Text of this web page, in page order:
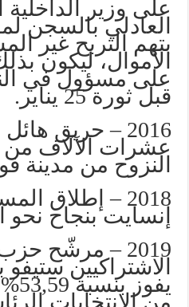
على وزير
بتهم التربح غير
الأموال، ليكون
على مسؤول في
قبل ثورة 25 يناير.
2016 – حريق
عشرات الآلاف من
النزوح من مدينة
2018 – إطلاق
إنسايت بنجاح نحو
2019 – مرشّح
الاشتراكيين
من الانتخابات